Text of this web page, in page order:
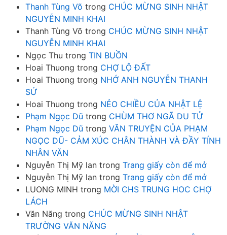
Thanh Tùng Võ trong CHÚC MỪNG SINH NHẬT
NGUYỄN MINH KHAI
Thanh Tùng Võ trong CHÚC MỪNG SINH NHẬT
NGUYỄN MINH KHAI
Ngọc Thu trong TIN BUỒN
Hoai Thuong trong CHỢ LỘ ĐẤT
Hoai Thuong trong NHỚ ANH NGUYỄN THANH
SỬ
Hoai Thuong trong NẺO CHIỀU CỦA NHẬT LỆ
Phạm Ngọc Dũ trong CHÙM THƠ NGÃ DU TỬ
Phạm Ngọc Dũ trong VĂN TRUYỆN CỦA PHẠM
NGỌC DŨ- CẢM XÚC CHÂN THÀNH VÀ ĐẦY TÍNH
NHÂN VĂN
Nguyễn Thị Mỹ lan trong Trang giấy còn để mở
Nguyễn Thị Mỹ lan trong Trang giấy còn để mở
LUONG MINH trong MỜI CHS TRUNG HOC CHỢ
LÁCH
Văn Năng trong CHÚC MỪNG SINH NHẬT
TRƯỜNG VĂN NĂNG